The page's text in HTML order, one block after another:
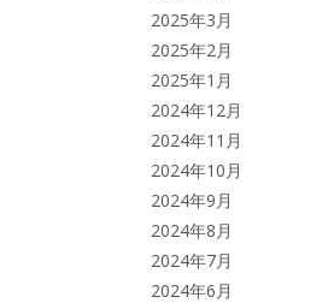
2025年3月
2025年2月
2025年1月
2024年12月
2024年11月
2024年10月
2024年9月
2024年8月
2024年7月
2024年6月